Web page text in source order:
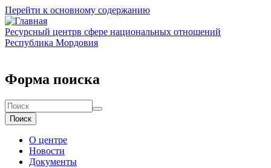
Перейти к основному содержанию
Ресурсный центрв сфере национальных отношений
Республика Мордовия
Форма поиска
Поиск
О центре
Новости
Документы